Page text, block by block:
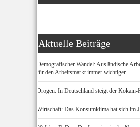
Aktuelle Beiträge
Demografischer Wandel: Ausländische
für den Arbeitsmarkt immer wichtiger
Drogen: In Deutschland steigt der
Wirtschaft: Das Konsumklima hat sich im